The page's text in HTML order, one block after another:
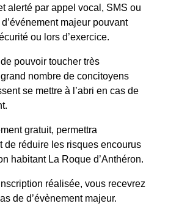
Habitat – Bd de Craponne
– Echafaudage
alerté par appel vocal, SMS ou
majeur pouvant
ou lors d’exercice.
de pouvoir toucher très
nombre de concitoyens
se mettre à l’abri en cas de
gratuit, permettra
de réduire les risques encourus
habitant La Roque d’Anthéron.
réalisée, vous recevrez
de d’évènement majeur.